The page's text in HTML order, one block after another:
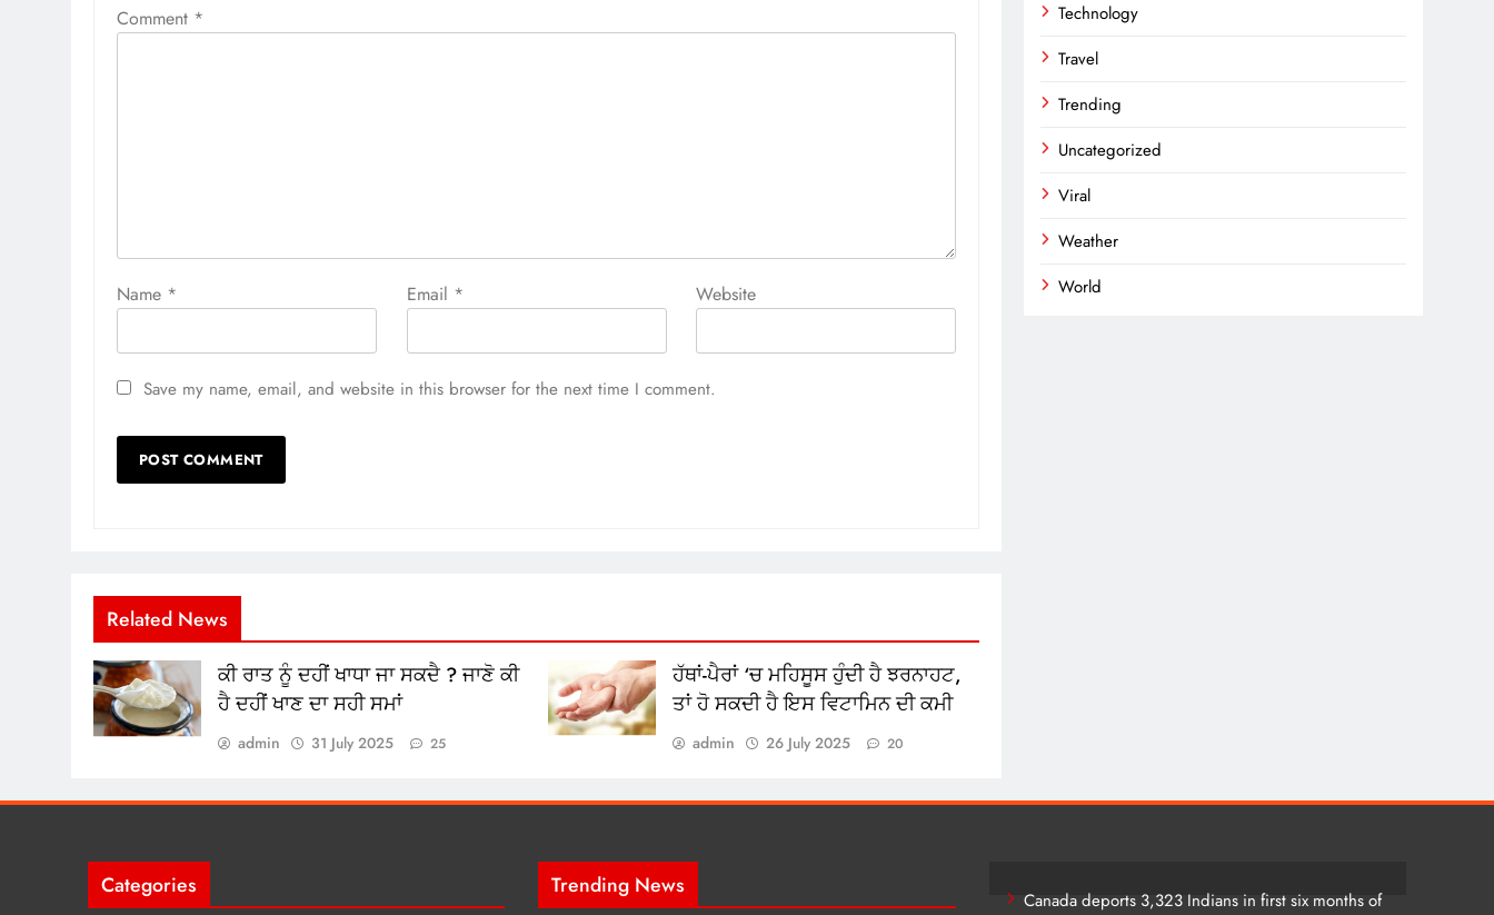
Comment *
Name * Email * Website
Save my name, email, and website in this browser for the next time I comment.
Related News
ਕੀ ਰਾਤ ਨੂੰ ਦਹੀਂ ਖਾਧਾ ਜਾ ਸਕਦੈ ? ਜਾਣੋ ਕੀ
ਹੈ ਦਹੀਂ ਖਾਣ ਦਾ ਸਹੀ ਸਮਾਂ
admin 31 July 2025 25
ਹੱਥਾਂ-ਪੈਰਾਂ ‘ਚ ਮਹਿਸੂਸ ਹੁੰਦੀ ਹੈ ਝਰਨਾਹਟ,
ਤਾਂ ਹੋ ਸਕਦੀ ਹੈ ਇਸ ਵਿਟਾਮਿਨ ਦੀ ਕਮੀ
admin 26 July 2025 20
Technology
Travel
Trending
Uncategorized
Viral
Weather
World
Categories Trending News
Canada deports 3,323 Indians in first six months of